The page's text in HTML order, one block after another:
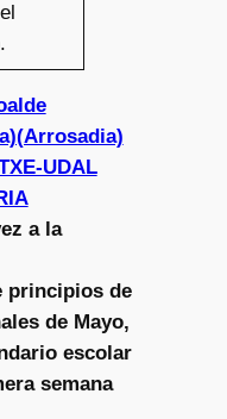
UDAL
a la
principios de
de Mayo,
escolar
semana